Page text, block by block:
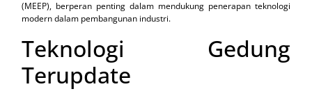
(MEEP), berperan penting dalam mendukung penerapan teknologi
modern dalam pembangunan industri.
Teknologi Gedung
Terupdate